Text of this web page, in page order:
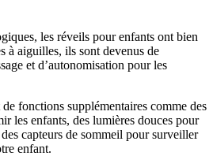
les réveils pour enfants ont bien
à aiguilles, ils sont devenus de
et d’autonomisation pour les
fonctions supplémentaires comme des
les enfants, des lumières douces pour
capteurs de sommeil pour surveiller
enfant.